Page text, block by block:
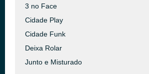
3 no Face
Cidade Play
Cidade Funk
Deixa Rolar
Junto e Misturado